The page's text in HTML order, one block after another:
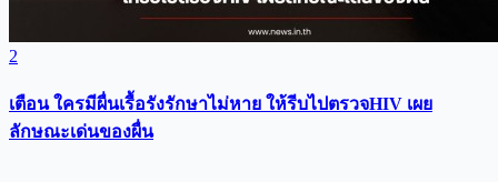
2
เตือน ใครมีผื่นเรื้อรังรักษาไม่หาย ให้รีบไปตรวจHIV เผย
ลักษณะเด่นของผื่น